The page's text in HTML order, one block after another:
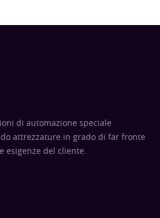
di automazione speciale
attrezzature in grado di far fronte
esigenze del cliente.